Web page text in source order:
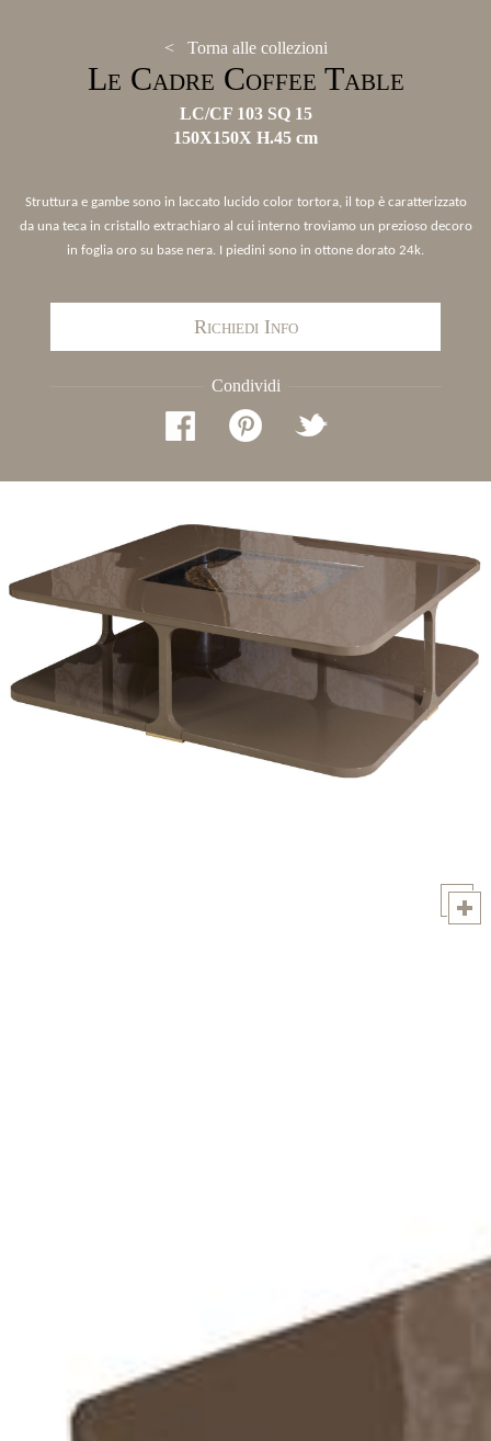
< Torna alle collezioni
Le Cadre Coffee Table
LC/CF 103 SQ 15
150X150X H.45 cm
Struttura e gambe sono in laccato lucido color tortora, il top è caratterizzato
da una teca in cristallo extrachiaro al cui interno troviamo un prezioso decoro
in foglia oro su base nera. I piedini sono in ottone dorato 24k.
Richiedi Info
Condividi